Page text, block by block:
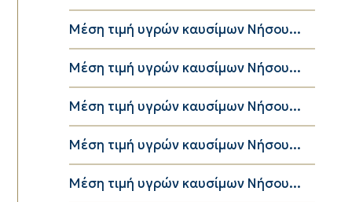
Μέση τιμή υγρών καυσίμων Νήσου...
Μέση τιμή υγρών καυσίμων Νήσου...
Μέση τιμή υγρών καυσίμων Νήσου...
Μέση τιμή υγρών καυσίμων Νήσου...
Μέση τιμή υγρών καυσίμων Νήσου...